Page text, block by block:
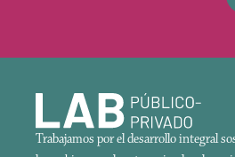
Trabajamos por el desarrollo integral